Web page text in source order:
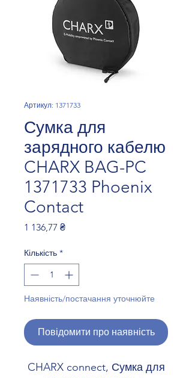
Артикул: 1371733
Сумка для
зарядного кабелю
CHARX BAG-PC
1371733 Phoenix
Contact
1 136,77 ₴Ціна
Кількість *
Наявність/постачання уточнюйте
Повідомити про наявність
CHARX connect, Сумка для